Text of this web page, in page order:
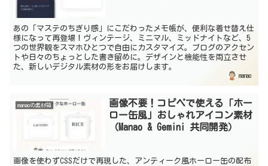
あの「マステのちぎり感」にこだわったメモ帳が、便利な着せ替え仕
様になって再登場！ヴィンテージ、ミニマル、ミッドナイトなど、5
つの世界観をスマホひとつで自由にカスタマイズ。ブログのアクセン
トや日々のちょっとした書き留めに。デザインと機能性を両立させ
た、新しいデジタル素材の形をお届けします。
manao
manaoの素材箱
画像不要！コピペで使える「ホー
ロー缶風」おしゃれアイコン素材
（Manao & Gemini 共同開発）
画像を使わずCSSだけで再現した、アンティーク風ホーロー缶の配布